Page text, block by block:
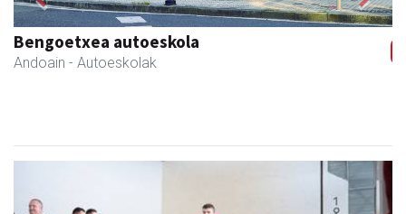
Francisco Mendikute
Andoain - Harategiak
Previous Next